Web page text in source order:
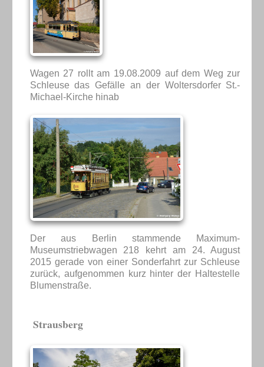
Wagen 27 rollt am 19.08.2009 auf dem Weg zur
Schleuse das Gefälle an der Woltersdorfer St.-
Michael-Kirche hinab
Der aus Berlin stammende Maximum-
Museumstriebwagen 218 kehrt am 24. August
2015 gerade von einer Sonderfahrt zur Schleuse
zurück, aufgenommen kurz hinter der Haltestelle
Blumenstraße.
Strausberg